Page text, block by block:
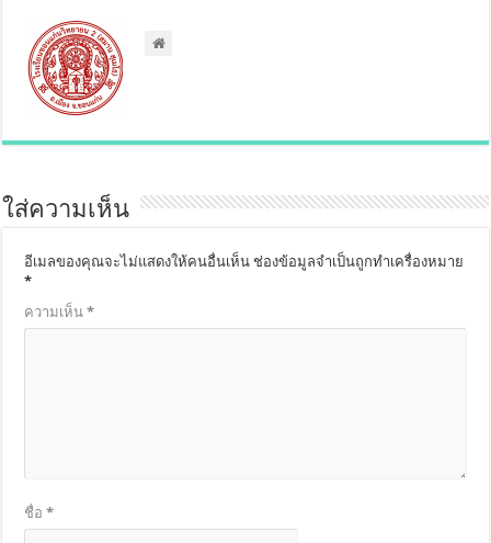
ใส่ความเห็น
อีเมลของคุณจะไม่แสดงให้คนอื่นเห็น ช่องข้อมูลจำเป็นถูกทำเครื่องหมาย
*
ความเห็น*
ชื่อ*